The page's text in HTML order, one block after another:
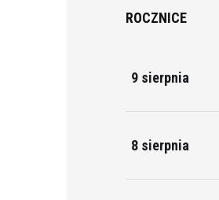
ROCZNICE
9 sierpnia
8 sierpnia